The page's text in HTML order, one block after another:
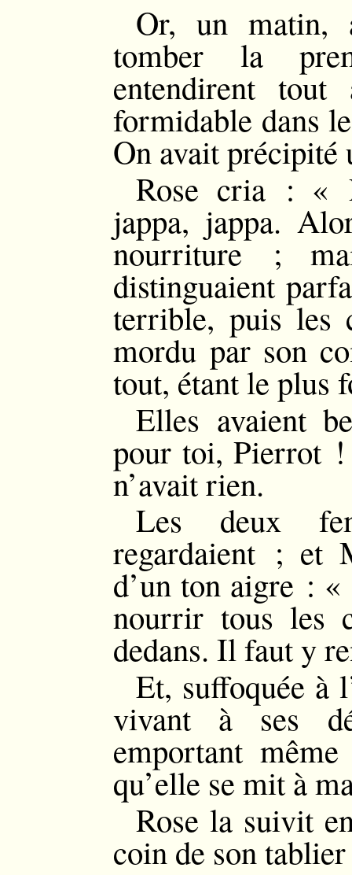
Or, un matin,
tomber la
entendirent
formidable dans
On avait précipité
Rose cria : «
jappa, jappa.
nourriture ;
distinguaient
terrible, puis les
mordu par son
tout, étant le plus
Elles avaient
pour toi, Pierrot
n’avait rien.
Les deux
regardaient ; et
d’un ton aigre :
nourrir tous les
dedans. Il faut y
Et, suffoquée à
vivant à ses
emportant
qu’elle se mit à
Rose la suivit
coin de son